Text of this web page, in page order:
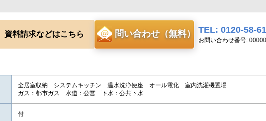
資料請求などはこちら 問い合わせ（無料） TEL: 0120-58-
お問い合わせ番号:
全居室収納 システムキッチン 温水洗浄便座 オール電化 室内洗濯機置場
ガス：都市ガス 水道：公営 下水：公共下水
付